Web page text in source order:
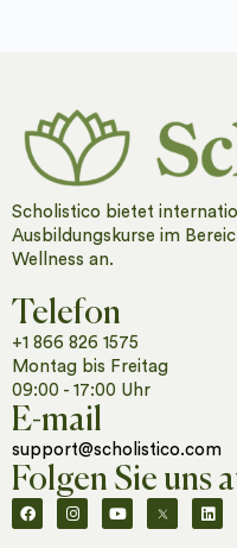
Scholistico bietet
Ausbildungskurse im
Wellness an.
Telefon
+1 866 826 1575
Montag bis Freitag
09:00 - 17:00 Uhr
E-mail
support@scholistico.com
Folgen Sie uns